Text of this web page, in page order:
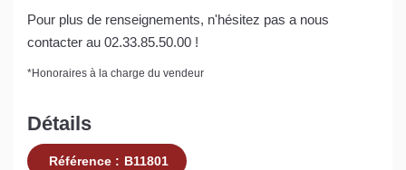
Pour plus de renseignements, n'hésitez pas a nous
contacter au 02.33.85.50.00 !
*Honoraires à la charge du vendeur
Détails
Référence : B11801